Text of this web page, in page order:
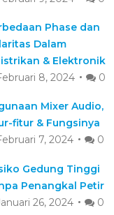
Phase dan
Dalam
& Elektronik
8, 2024
0
Mixer Audio,
fitur & Fungsinya
7, 2024
0
Gedung Tinggi
Penangkal Petir
26, 2024
0